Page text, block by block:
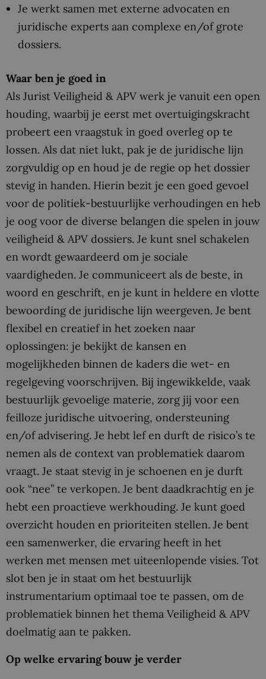
Je werkt samen met externe advocaten en
juridische experts aan complexe en/of grote
dossiers.
Waar ben je goed in
Als Jurist Veiligheid & APV werk je vanuit een open
houding, waarbij je eerst met overtuigingskracht
probeert een vraagstuk in goed overleg op te
lossen. Als dat niet lukt, pak je de juridische lijn
zorgvuldig op en houd je de regie op het dossier
stevig in handen. Hierin bezit je een goed gevoel
voor de politiek-bestuurlijke verhoudingen en heb
je oog voor de diverse belangen die spelen in jouw
veiligheid & APV dossiers. Je kunt snel schakelen
en wordt gewaardeerd om je sociale
vaardigheden. Je communiceert als de beste, in
woord en geschrift, en je kunt in heldere en vlotte
bewoording de juridische lijn weergeven. Je bent
flexibel en creatief in het zoeken naar
oplossingen: je bekijkt de kansen en
mogelijkheden binnen de kaders die wet- en
regelgeving voorschrijven. Bij ingewikkelde, vaak
bestuurlijk gevoelige materie, zorg jij voor een
feilloze juridische uitvoering, ondersteuning
en/of advisering. Je hebt lef en durft de risico’s te
nemen als de context van problematiek daarom
vraagt. Je staat stevig in je schoenen en je durft
ook “nee” te verkopen. Je bent daadkrachtig en je
hebt een proactieve werkhouding. Je kunt goed
overzicht houden en prioriteiten stellen. Je bent
een samenwerker, die ervaring heeft in het
werken met mensen met uiteenlopende visies. Tot
slot ben je in staat om het bestuurlijk
instrumentarium optimaal toe te passen, om de
problematiek binnen het thema Veiligheid & APV
doelmatig aan te pakken.
Op welke ervaring bouw je verder